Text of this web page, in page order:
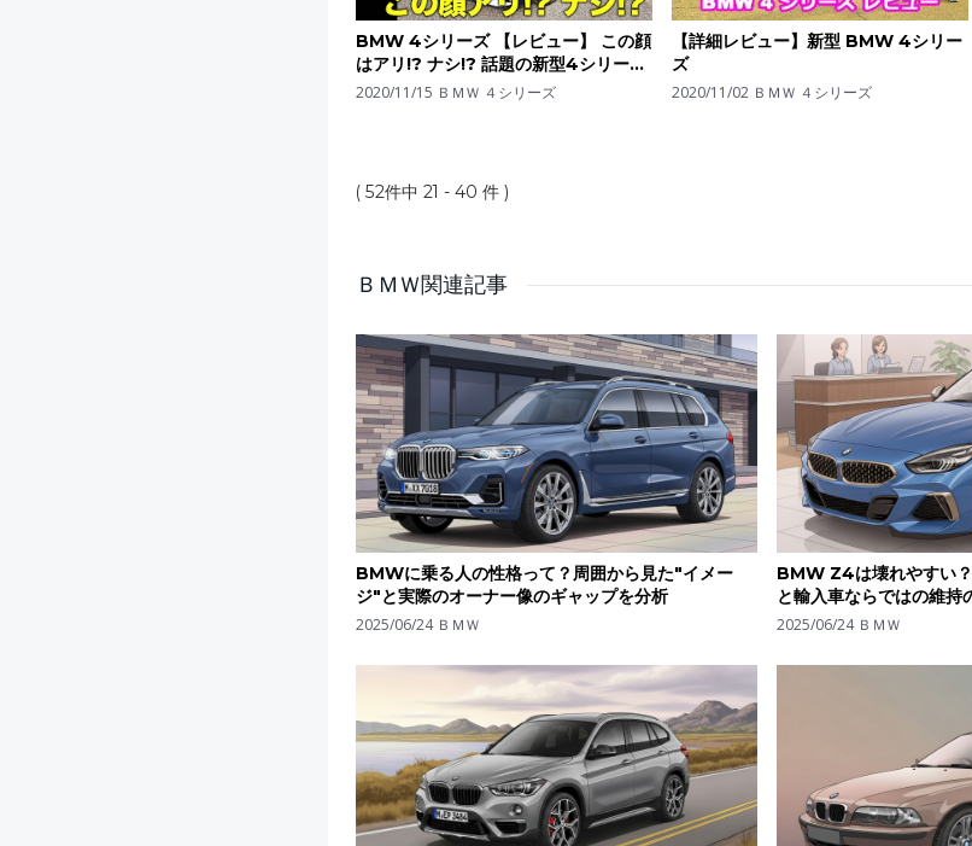
BMW 4シリーズ 【レビュー】 この顔
はアリ!? ナシ!? 話題の新型4シリーズ
をチェック!! BMW M440i E-
2020/11/15 ＢＭＷ ４シリーズ
【詳細レビュー】新型 BMW 4シリー
ズ
2020/11/02 ＢＭＷ ４シリーズ
( 52件中 21 - 40 件 )
ＢＭＷ関連記事
BMWに乗る人の性格って？周囲から見た"イメー
ジ"と実際のオーナー像のギャップを分析
2025/06/24 ＢＭＷ
BMW Z4は壊れやすい
と輸入車ならではの維持
2025/06/24 ＢＭＷ